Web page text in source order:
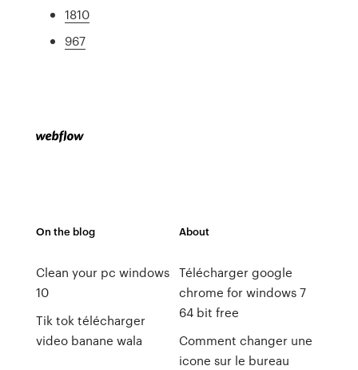
1810
967
On the blog
Clean your pc windows
10
Tik tok télécharger
video banane wala
About
Télécharger google
chrome for windows 7
64 bit free
Comment changer une
icone sur le bureau